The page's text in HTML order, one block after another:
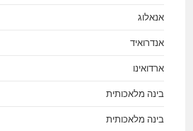
אנאלוג
אנדרואיד
ארדואינו
בינה מלאכותית
בינה מלאכותית